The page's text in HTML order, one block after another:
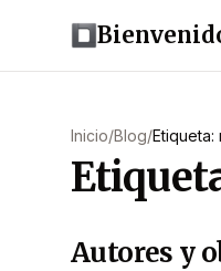
Inicio/Blog/Etiqueta:
Autores y